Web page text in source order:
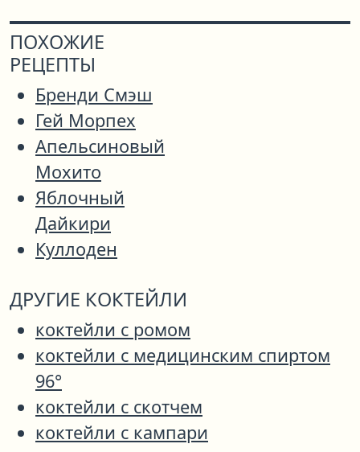
ПОХОЖИЕ
РЕЦЕПТЫ
Бренди Смэш
Гей Морпех
Апельсиновый
Мохито
Яблочный
Дайкири
Куллоден
ДРУГИЕ КОКТЕЙЛИ
коктейли с ромом
коктейли с медицинским спиртом
96°
коктейли с скотчем
коктейли с кампари